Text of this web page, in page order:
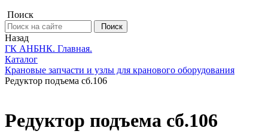
Поиск
Поиск
Назад
ГК АНБНК. Главная.
Каталог
Крановые запчасти и узлы для кранового оборудования
Редуктор подъема сб.106
Редуктор подъема сб.106